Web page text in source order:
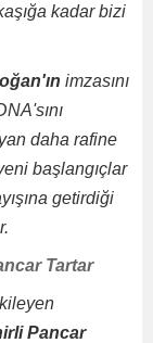
kadar bizi
imzasını
daha rafine
başlangıçlar
getirdiği
Tartar
Pancar